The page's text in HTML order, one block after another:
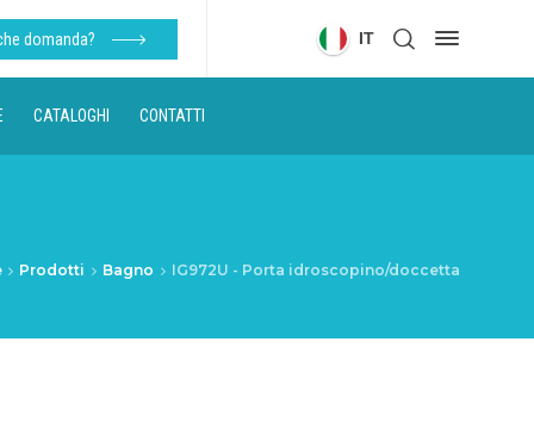
domanda? IT
CATALOGHI CONTATTI
Prodotti Bagno IG972U - Porta idroscopino/doccetta